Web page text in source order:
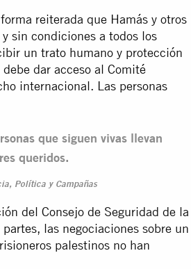
reiterada que Hamás y otros
sin condiciones a todos los
un trato humano y protección
dar acceso al Comité
internacional. Las personas
que siguen vivas llevan
queridos.
Política y Campañas
del Consejo de Seguridad de la
las negociaciones sobre un
palestinos no han